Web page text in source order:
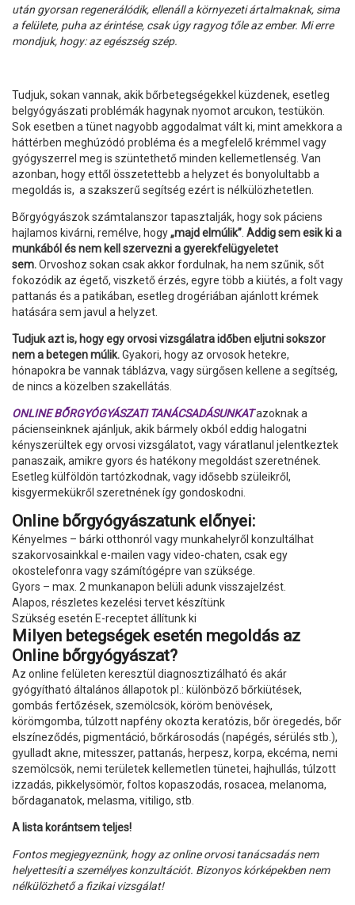
után gyorsan regenerálódik, ellenáll a környezeti ártalmaknak, sima
a felülete, puha az érintése, csak úgy ragyog tőle az ember. Mi erre
mondjuk, hogy: az egészség szép.
Tudjuk, sokan vannak, akik bőrbetegségekkel küzdenek, esetleg
belgyógyászati problémák hagynak nyomot arcukon, testükön.
Sok esetben a tünet nagyobb aggodalmat vált ki, mint amekkora a
háttérben meghúzódó probléma és a megfelelő krémmel vagy
gyógyszerrel meg is szüntethető minden kellemetlenség. Van
azonban, hogy ettől összetettebb a helyzet és bonyolultabb a
megoldás is, a szakszerű segítség ezért is nélkülözhetetlen.
Bőrgyógyászok számtalanszor tapasztalják, hogy sok páciens
hajlamos kivárni, remélve, hogy„majd elmúlik” Addig sem esik ki a
munkából és nem kell szervezni a gyerekfelügyeletet
sem.Orvoshoz sokan csak akkor fordulnak, ha nem szűnik, sőt
fokozódik az égető, viszkető érzés, egyre több a kiütés, a folt vagy
pattanás és a patikában, esetleg drogériában ajánlott krémek
hatására sem javul a helyzet.
Tudjuk azt is, hogy egy orvosi vizsgálatra időben eljutni sokszor
nem a betegen múlik.Gyakori, hogy az orvosok hetekre,
hónapokra be vannak táblázva, vagy sürgősen kellene a segítség,
de nincs a közelben szakellátás.
ONLINE BŐRGYÓGYÁSZATI TANÁCSADÁSUNKATazoknak a
pácienseinknek ajánljuk, akik bármely okból eddig halogatni
kényszerültek egy orvosi vizsgálatot, vagy váratlanul jelentkeztek
panaszaik, amikre gyors és hatékony megoldást szeretnének.
Esetleg külföldön tartózkodnak, vagy idősebb szüleikről,
kisgyermekükről szeretnének így gondoskodni.
Online bőrgyógyászatunk előnyei:
Kényelmes – bárki otthonról vagy munkahelyről konzultálhat
szakorvosainkkal e-mailen vagy video-chaten, csak egy
okostelefonra vagy számítógépre van szüksége.
Gyors – max. 2 munkanapon belüli adunk visszajelzést.
Alapos, részletes kezelési tervet készítünk
Szükség esetén E-receptet állítunk ki
Milyen betegségek esetén megoldás az
Online bőrgyógyászat?
Az online felületen keresztül diagnosztizálható és akár
gyógyítható általános állapotok pl.: különböző bőrkiütések,
gombás fertőzések, szemölcsök, köröm benövések,
körömgomba, túlzott napfény okozta keratózis, bőr öregedés, bőr
elszíneződés, pigmentáció, bőrkárosodás (napégés, sérülés stb.),
gyulladt akne, mitesszer, pattanás, herpesz, korpa, ekcéma, nemi
szemölcsök, nemi területek kellemetlen tünetei, hajhullás, túlzott
izzadás, pikkelysömör, foltos kopaszodás, rosacea, melanoma,
bőrdaganatok, melasma, vitiligo, stb.
A lista korántsem teljes!
Fontos megjegyeznünk, hogy az online orvosi tanácsadás nem
helyettesíti a személyes konzultációt. Bizonyos kórképekben nem
nélkülözhető a fizikai vizsgálat!